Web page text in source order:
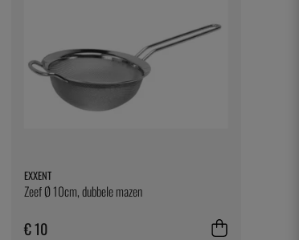
EXXENT
Zeef Ø 10cm, dubbele mazen
€ 10